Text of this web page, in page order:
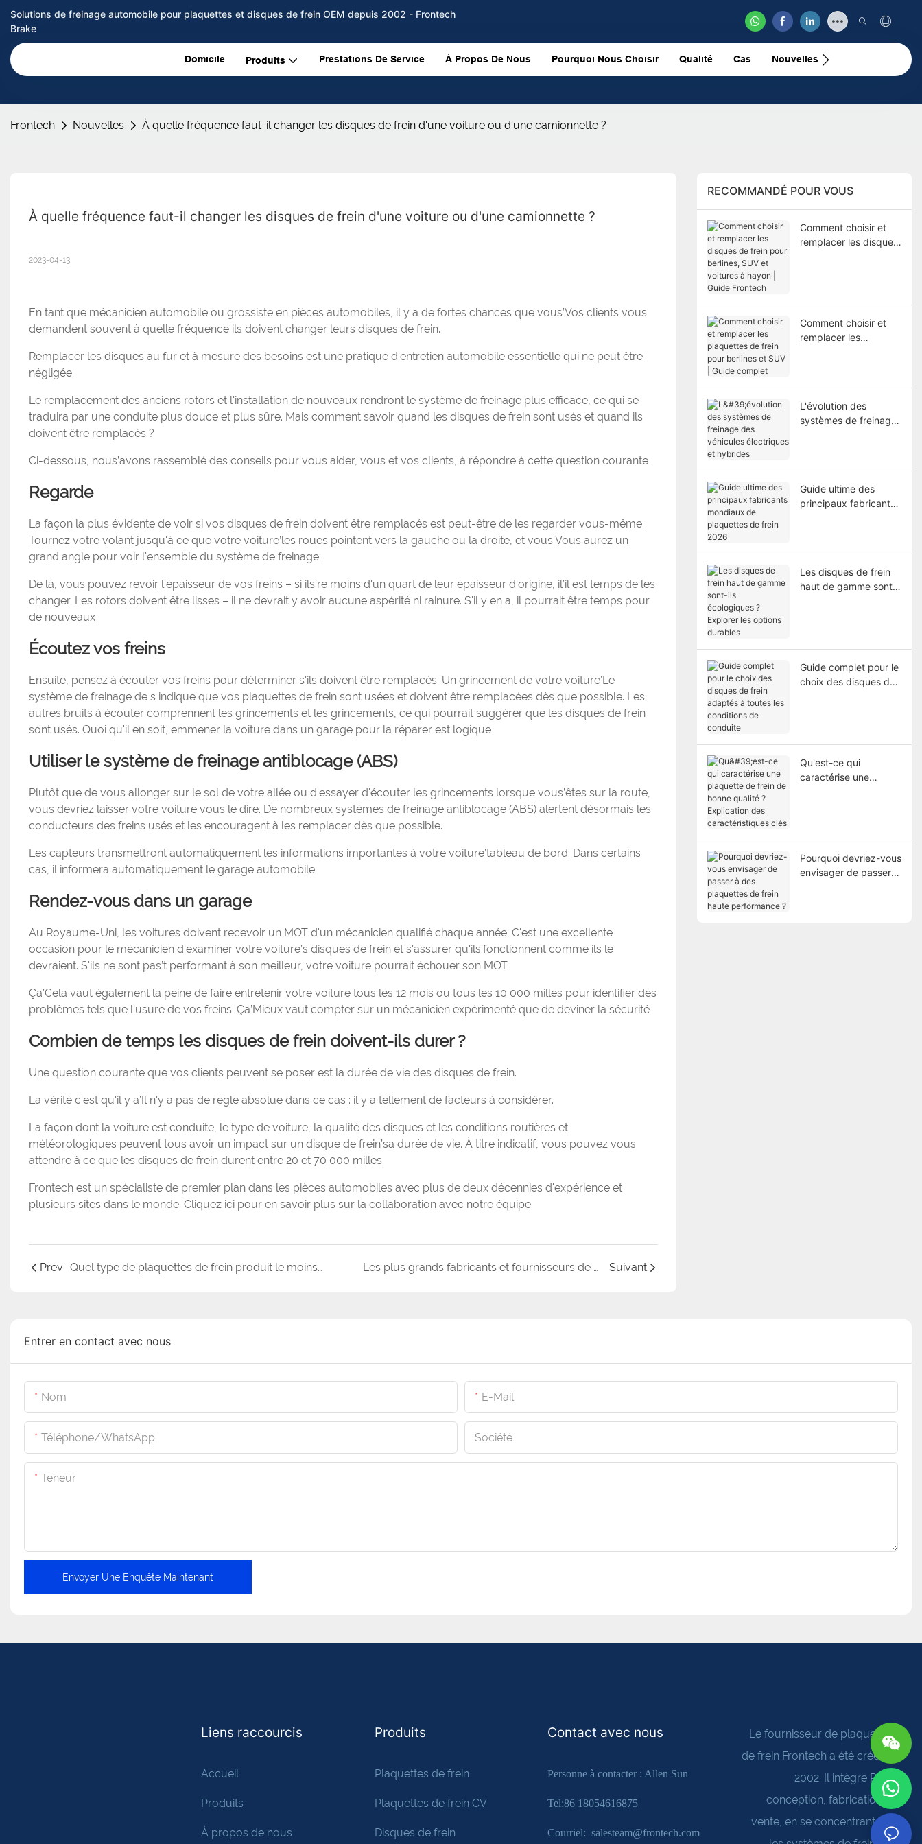
Solutions de freinage automobile pour plaquettes et disques de frein OEM depuis 2002 - Frontech
Brake
Domicile Produits Prestations De Service À Propos De Nous Pourquoi Nous Choisir Qualité Cas Nouvelles Nous Contacter
Frontech Nouvelles À quelle fréquence faut-il changer les disques de frein d'une voiture ou d'une camionnette ?
À quelle fréquence faut-il changer les disques de frein d'une voiture ou d'une camionnette ?
2023-04-13
En tant que mécanicien automobile ou grossiste en pièces automobiles, il y a de fortes chances que vous’Vos clients vous
demandent souvent à quelle fréquence ils doivent changer leurs disques de frein.
Remplacer les disques au fur et à mesure des besoins est une pratique d'entretien automobile essentielle qui ne peut être
négligée.
Le remplacement des anciens rotors et l'installation de nouveaux rendront le système de freinage plus efficace, ce qui se
traduira par une conduite plus douce et plus sûre. Mais comment savoir quand les disques de frein sont usés et quand ils
doivent être remplacés ?
Ci-dessous, nous’avons rassemblé des conseils pour vous aider, vous et vos clients, à répondre à cette question courante
Regarde
La façon la plus évidente de voir si vos disques de frein doivent être remplacés est peut-être de les regarder vous-même.
Tournez votre volant jusqu'à ce que votre voiture’les roues pointent vers la gauche ou la droite, et vous’Vous aurez un
grand angle pour voir l'ensemble du système de freinage.
De là, vous pouvez revoir l'épaisseur de vos freins – si ils’re moins d'un quart de leur épaisseur d'origine, il’il est temps de les
changer. Les rotors doivent être lisses – il ne devrait y avoir aucune aspérité ni rainure. S'il y en a, il pourrait être temps pour
de nouveaux
Écoutez vos freins
Ensuite, pensez à écouter vos freins pour déterminer s'ils doivent être remplacés. Un grincement de votre voiture’Le
système de freinage de s indique que vos plaquettes de frein sont usées et doivent être remplacées dès que possible. Les
autres bruits à écouter comprennent les grincements et les grincements, ce qui pourrait suggérer que les disques de frein
sont usés. Quoi qu'il en soit, emmener la voiture dans un garage pour la réparer est logique
Utiliser le système de freinage antiblocage (ABS)
Plutôt que de vous allonger sur le sol de votre allée ou d'essayer d'écouter les grincements lorsque vous’êtes sur la route,
vous devriez laisser votre voiture vous le dire. De nombreux systèmes de freinage antiblocage (ABS) alertent désormais les
conducteurs des freins usés et les encouragent à les remplacer dès que possible.
Les capteurs transmettront automatiquement les informations importantes à votre voiture’tableau de bord. Dans certains
cas, il informera automatiquement le garage automobile
Rendez-vous dans un garage
Au Royaume-Uni, les voitures doivent recevoir un MOT d'un mécanicien qualifié chaque année. C'est une excellente
occasion pour le mécanicien d'examiner votre voiture’s disques de frein et s'assurer qu'ils’fonctionnent comme ils le
devraient. S'ils ne sont pas’t performant à son meilleur, votre voiture pourrait échouer son MOT.
Ça’Cela vaut également la peine de faire entretenir votre voiture tous les 12 mois ou tous les 10 000 milles pour identifier des
problèmes tels que l'usure de vos freins. Ça’Mieux vaut compter sur un mécanicien expérimenté que de deviner la sécurité
Combien de temps les disques de frein doivent-ils durer ?
Une question courante que vos clients peuvent se poser est la durée de vie des disques de frein.
La vérité c'est qu'il y a’Il n'y a pas de règle absolue dans ce cas : il y a tellement de facteurs à considérer.
La façon dont la voiture est conduite, le type de voiture, la qualité des disques et les conditions routières et
météorologiques peuvent tous avoir un impact sur un disque de frein’sa durée de vie. À titre indicatif, vous pouvez vous
attendre à ce que les disques de frein durent entre 20 et 70 000 milles.
Frontech est un spécialiste de premier plan dans les pièces automobiles avec plus de deux décennies d'expérience et
plusieurs sites dans le monde. Cliquez ici pour en savoir plus sur la collaboration avec notre équipe.
Prev Quel type de plaquettes de frein produit le moins de poussière ? Les plus grands fabricants et fournisseurs de plaquettes de frein du Royaume-Uni Suivant
RECOMMANDÉ POUR VOUS
Comment choisir et
remplacer les disques
Comment choisir et
remplacer les
L'évolution des
systèmes de freinage
Guide ultime des
principaux fabricants
Les disques de frein
haut de gamme sont-
Guide complet pour le
choix des disques de
Qu'est-ce qui
caractérise une
Pourquoi devriez-vous
envisager de passer à
Entrer en contact avec nous
Nom E-Mail
Téléphone/WhatsApp Société
Teneur
Envoyer Une Enquête Maintenant
Liens raccourcis
Accueil
Produits
À propos de nous
Produits
Plaquettes de frein
Plaquettes de frein CV
Disques de frein
Contact avec nous
Personne à contacter : Allen Sun
Tel:86 18054616875
Courriel: salesteam@frontech.com
Le fournisseur de plaquettes
de frein Frontech a été créé en
2002. Il intègre R&D,
conception, fabrication et
vente, en se concentrant sur